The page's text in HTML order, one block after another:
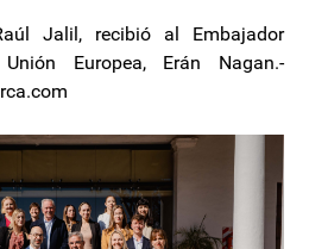
Jalil, recibió al Embajador
Europea, Erán Nagan.-